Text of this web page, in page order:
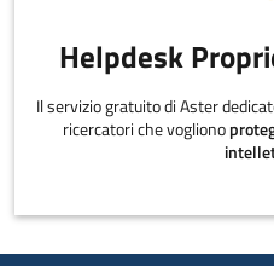
Helpdesk
Il servizio gratuito di Aster
ricercatori che vogliono